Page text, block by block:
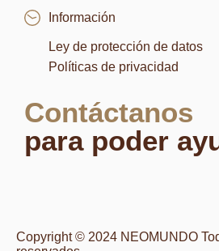
Información
Ley de protección de datos
Políticas de privacidad
Contáctanos
para poder
Copyright © 2024 NEOMUNDO